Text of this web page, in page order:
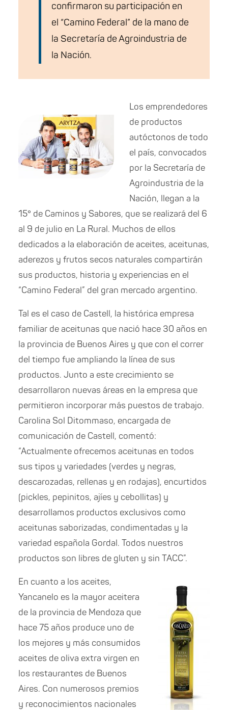
confirmaron su participación en
el “Camino Federal” de la mano de
la Secretaría de Agroindustria de
la Nación.
Los emprendedores
de productos
autóctonos de todo
el país, convocados
por la Secretaría de
Agroindustria de la
Nación, llegan a la
15° de Caminos y Sabores, que se realizará del 6
al 9 de julio en La Rural. Muchos de ellos
dedicados a la elaboración de aceites, aceitunas,
aderezos y frutos secos naturales compartirán
sus productos, historia y experiencias en el
“Camino Federal” del gran mercado argentino.
Tal es el caso de Castell, la histórica empresa
familiar de aceitunas que nació hace 30 años en
la provincia de Buenos Aires y que con el correr
del tiempo fue ampliando la línea de sus
productos. Junto a este crecimiento se
desarrollaron nuevas áreas en la empresa que
permitieron incorporar más puestos de trabajo.
Carolina Sol Ditommaso, encargada de
comunicación de Castell, comentó:
“Actualmente ofrecemos aceitunas en todos
sus tipos y variedades (verdes y negras,
descarozadas, rellenas y en rodajas), encurtidos
(pickles, pepinitos, ajíes y cebollitas) y
desarrollamos productos exclusivos como
aceitunas saborizadas, condimentadas y la
variedad española Gordal. Todos nuestros
productos son libres de gluten y sin TACC”.
En cuanto a los aceites,
Yancanelo es la mayor aceitera
de la provincia de Mendoza que
hace 75 años produce uno de
los mejores y más consumidos
aceites de oliva extra virgen en
los restaurantes de Buenos
Aires. Con numerosos premios
y reconocimientos nacionales